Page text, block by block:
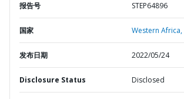
报告号 STEP64896
国家 Western Africa,
发布日期 2022/05/24
Disclosure Status Disclosed